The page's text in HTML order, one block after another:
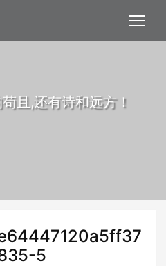
且,还有诗和远方！
5